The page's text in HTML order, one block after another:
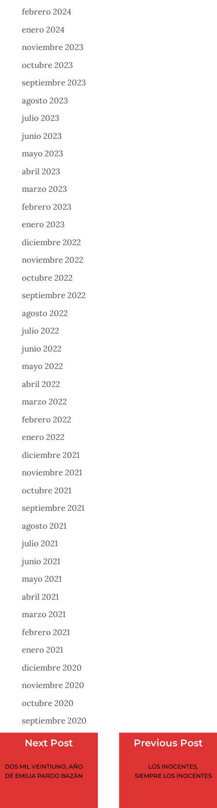
febrero 2024
enero 2024
noviembre 2023
octubre 2023
septiembre 2023
agosto 2023
julio 2023
junio 2023
mayo 2023
abril 2023
marzo 2023
febrero 2023
enero 2023
diciembre 2022
noviembre 2022
octubre 2022
septiembre 2022
agosto 2022
julio 2022
junio 2022
mayo 2022
abril 2022
marzo 2022
febrero 2022
enero 2022
diciembre 2021
noviembre 2021
octubre 2021
septiembre 2021
agosto 2021
julio 2021
junio 2021
mayo 2021
abril 2021
marzo 2021
febrero 2021
enero 2021
diciembre 2020
noviembre 2020
octubre 2020
septiembre 2020
agosto 2020
junio 2020
Previous Post
LOS INOCENTES,
SIEMPRE LOS INOCENTES
Next Post
DOS MIL VEINTIUNO, AÑO
DE EMILIA PARDO BAZÁN